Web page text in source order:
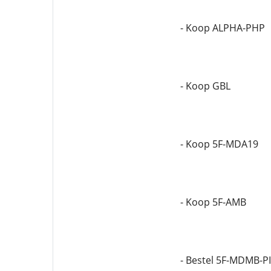
- Koop ALPHA-PHP
- Koop GBL
- Koop 5F-MDA19
- Koop 5F-AMB
- Bestel 5F-MDMB-